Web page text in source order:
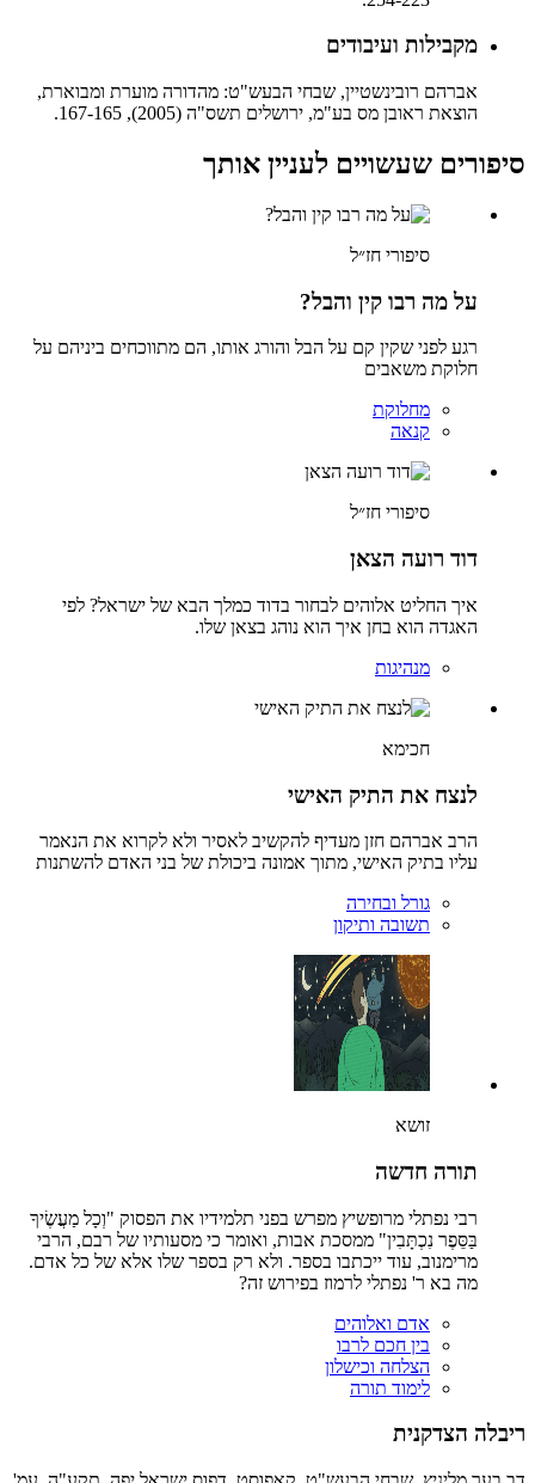
מקבילות ועיבודים
אברהם רובינשטיין, שבחי הבעש"ט: מהדורה מוערת ומבוארת,
הוצאת ראובן מס בע"מ, ירושלים תשס"ה (2005), 167-165.
סיפורים שעשויים לעניין אותך
סיפורי חז״ל
על מה רבו קין והבל?
רגע לפני שקין קם על הבל והורג אותו, הם מתווכחים ביניהם על
חלוקת משאבים
מחלוקת
קנאה
סיפורי חז״ל
דוד רועה הצאן
איך החליט אלוהים לבחור בדוד כמלך הבא של ישראל? לפי
האגדה הוא בחן איך הוא נוהג בצאן שלו.
מנהיגות
חכימא
לנצח את התיק האישי
הרב אברהם חזן מעדיף להקשיב לאסיר ולא לקרוא את הנאמר
עליו בתיק האישי, מתוך אמונה ביכולת של בני האדם להשתנות
גורל ובחירה
תשובה ותיקון
זושא
תורה חדשה
רבי נפתלי מרופשיץ מפרש בפני תלמידיו את הפסוק "וְכָל מַעֲשֶׂיךָ
בַּסֵּפֶר נִכְתָּבִין" ממסכת אבות, ואומר כי מסעותיו של רבם, הרבי
מרימנוב, עוד ייכתבו בספר. ולא רק בספר שלו אלא של כל אדם.
מה בא ר' נפתלי לרמוז בפירוש זה?
אדם ואלוהים
בין חכם לרבו
הצלחה וכישלון
לימוד תורה
ריבלה הצדקנית